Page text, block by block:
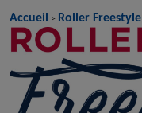
Accueil > Roller Freestyle